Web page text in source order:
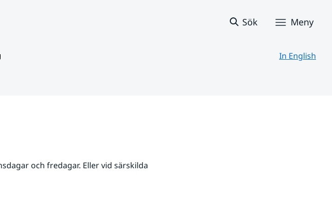
Sök Meny
In English
och fredagar. Eller vid särskilda